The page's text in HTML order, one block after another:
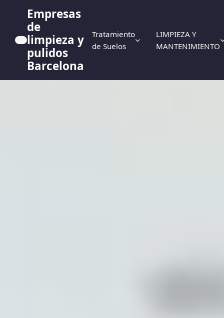
Empresas
de
limpieza y
pulidos
Barcelona
Tratamiento
de Suelos
LIMPIEZA Y
MANTENIMIENTO